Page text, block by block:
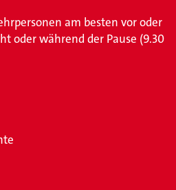
am besten vor oder
oder während der Pause (9.30